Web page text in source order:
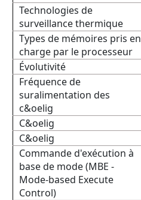
Technologies de
surveillance thermique
Types de mémoires pris en
charge par le processeur
Évolutivité
Fréquence de
suralimentation des
c&oelig
C&oelig
C&oelig
Commande d'exécution à
base de mode (MBE -
Mode-based Execute
Control)